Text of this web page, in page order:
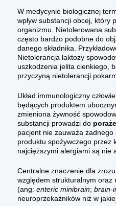
W medycynie biologicznej
wpływ sub­stancji obcej, który
organizmu. Nietolerowana
często bardzo podobne do
danego składnika.
Nietolerancja laktozy
uszkodzenia je­lita cienkiego,
przyczyną nietolerancji
Układ immunologiczny
będących produk­tem
zmieniona żywność
substancji pro­wadzi do
pacjent nie zauważa
produktu spożywczego przez
najcięższymi alergiami są nie
Centralne znaczenie dla
względem struk­turalnym oraz
(ang: enteric minibrain; brain-
neuroprzekaźników niż w